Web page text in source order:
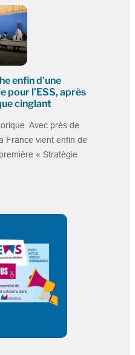
enfin d’une
pour l’ESS, après
cinglant
Avec près de
France vient enfin de
« Stratégie